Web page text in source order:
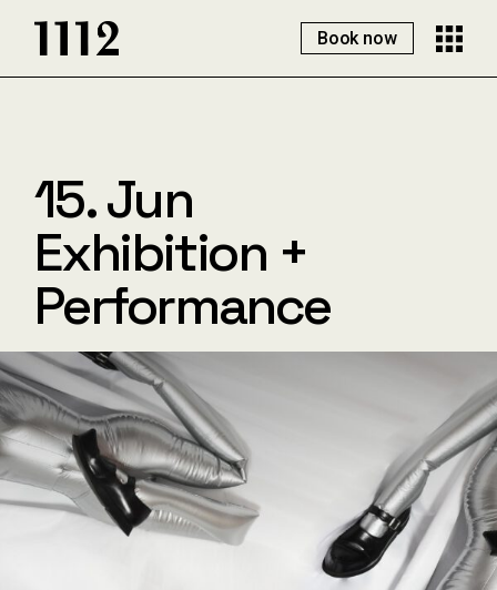
Book now
15. Jun
Exhibition +
Performance